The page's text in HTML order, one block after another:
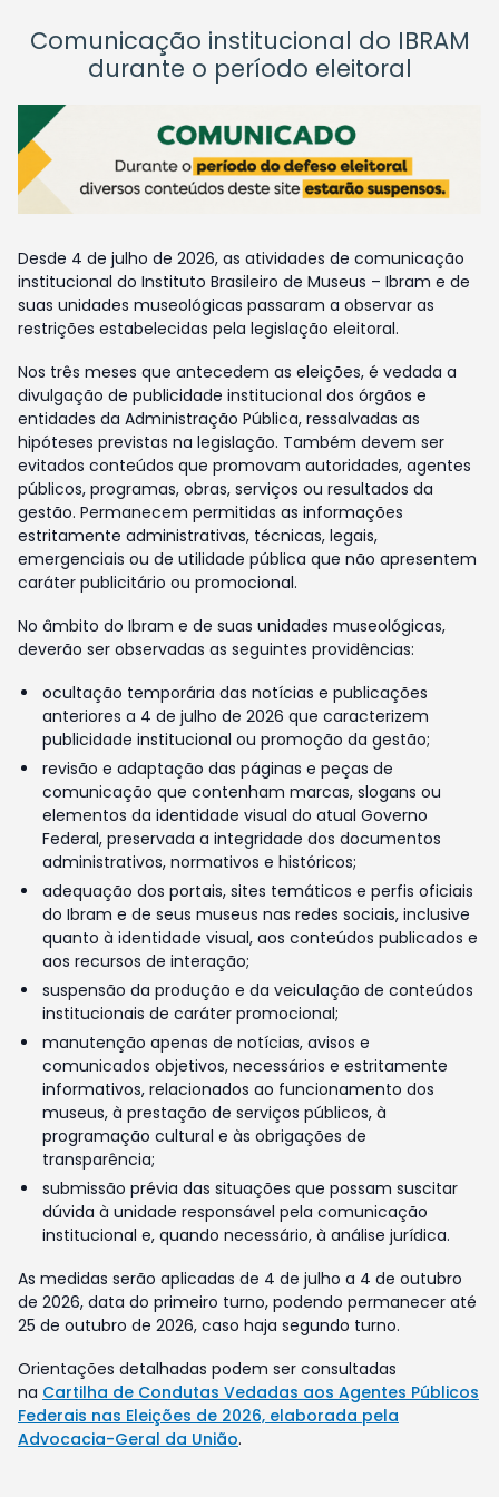
Comunicação institucional do IBRAM
durante o período eleitoral
Desde 4 de julho de 2026, as atividades de comunicação
institucional do Instituto Brasileiro de Museus – Ibram e de
suas unidades museológicas passaram a observar as
restrições estabelecidas pela legislação eleitoral.
Nos três meses que antecedem as eleições, é vedada a
divulgação de publicidade institucional dos órgãos e
entidades da Administração Pública, ressalvadas as
hipóteses previstas na legislação. Também devem ser
evitados conteúdos que promovam autoridades, agentes
públicos, programas, obras, serviços ou resultados da
gestão. Permanecem permitidas as informações
estritamente administrativas, técnicas, legais,
emergenciais ou de utilidade pública que não apresentem
caráter publicitário ou promocional.
No âmbito do Ibram e de suas unidades museológicas,
deverão ser observadas as seguintes providências:
ocultação temporária das notícias e publicações
anteriores a 4 de julho de 2026 que caracterizem
publicidade institucional ou promoção da gestão;
revisão e adaptação das páginas e peças de
comunicação que contenham marcas, slogans ou
elementos da identidade visual do atual Governo
Federal, preservada a integridade dos documentos
administrativos, normativos e históricos;
adequação dos portais, sites temáticos e perfis oficiais
do Ibram e de seus museus nas redes sociais, inclusive
quanto à identidade visual, aos conteúdos publicados e
aos recursos de interação;
suspensão da produção e da veiculação de conteúdos
institucionais de caráter promocional;
manutenção apenas de notícias, avisos e
comunicados objetivos, necessários e estritamente
informativos, relacionados ao funcionamento dos
museus, à prestação de serviços públicos, à
programação cultural e às obrigações de
transparência;
submissão prévia das situações que possam suscitar
dúvida à unidade responsável pela comunicação
institucional e, quando necessário, à análise jurídica.
As medidas serão aplicadas de 4 de julho a 4 de outubro
de 2026, data do primeiro turno, podendo permanecer até
25 de outubro de 2026, caso haja segundo turno.
Orientações detalhadas podem ser consultadas
na Cartilha de Condutas Vedadas aos Agentes Públicos
Federais nas Eleições de 2026, elaborada pela
Advocacia-Geral da União.